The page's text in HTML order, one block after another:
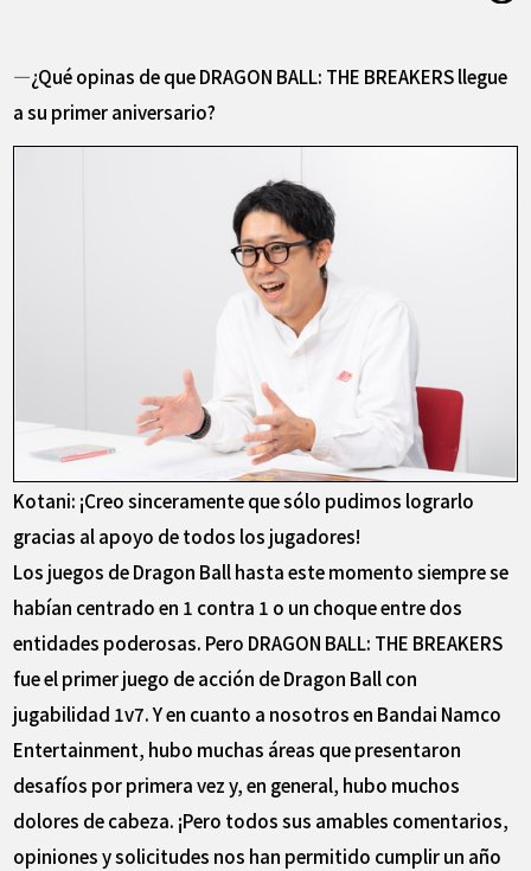
―¿Qué opinas de que DRAGON BALL: THE BREAKERS llegue
a su primer aniversario?
Kotani: ¡Creo sinceramente que sólo pudimos lograrlo
gracias al apoyo de todos los jugadores!
Los juegos de Dragon Ball hasta este momento siempre se
habían centrado en 1 contra 1 o un choque entre dos
entidades poderosas. Pero DRAGON BALL: THE BREAKERS
fue el primer juego de acción de Dragon Ball con
jugabilidad 1v7. Y en cuanto a nosotros en Bandai Namco
Entertainment, hubo muchas áreas que presentaron
desafíos por primera vez y, en general, hubo muchos
dolores de cabeza. ¡Pero todos sus amables comentarios,
opiniones y solicitudes nos han permitido cumplir un año